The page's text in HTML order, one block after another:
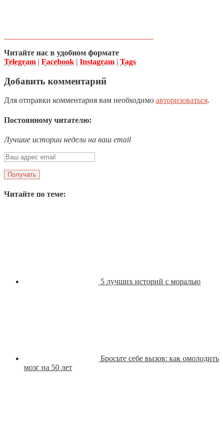
Читайте нас в удобном формате
Telegram | Facebook | Instagram | Tags
Добавить комментарий
Для отправки комментария вам необходимо авторизоваться.
Постоянному читателю:
Лучшие истории недели на ваш email
Читайте по теме:
5 лучших историй с моралью
Бросьте себе вызов: как омолодить
мозг на 50 лет